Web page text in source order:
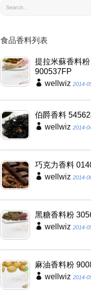
食品香料列表
提拉米蘇香料粉
900537FP
wellwiz 2014-
伯爵香料
wellwiz 2014-
巧克力香料
wellwiz 2014-
黑糖香料粉
wellwiz 2014-
麻油香料粉
wellwiz 2014-